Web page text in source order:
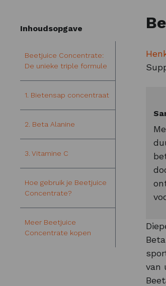
Inhoudsopgave
Beetjuice Concentrate:
De unieke triple formule
1. Bietensap concentraat
2. Beta Alanine
3. Vitamine C
Hoe gebruik je Beetjuice
Concentrate?
Meer Beetjuice
Concentrate kopen
van